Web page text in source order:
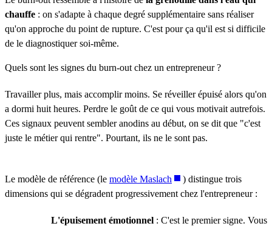
chauffe : on s'adapte à chaque degré supplémentaire sans réaliser
qu'on approche du point de rupture. C'est pour ça qu'il est si difficile
de le diagnostiquer soi-même.
Quels sont les signes du burn-out chez un entrepreneur ?
Travailler plus, mais accomplir moins. Se réveiller épuisé alors qu'on
a dormi huit heures. Perdre le goût de ce qui vous motivait autrefois.
Ces signaux peuvent sembler anodins au début, on se dit que "c'est
juste le métier qui rentre". Pourtant, ils ne le sont pas.
Le modèle de référence (le modèle Maslach
) distingue trois
dimensions qui se dégradent progressivement chez l'entrepreneur :
L'épuisement émotionnel : C'est le premier signe. Vous